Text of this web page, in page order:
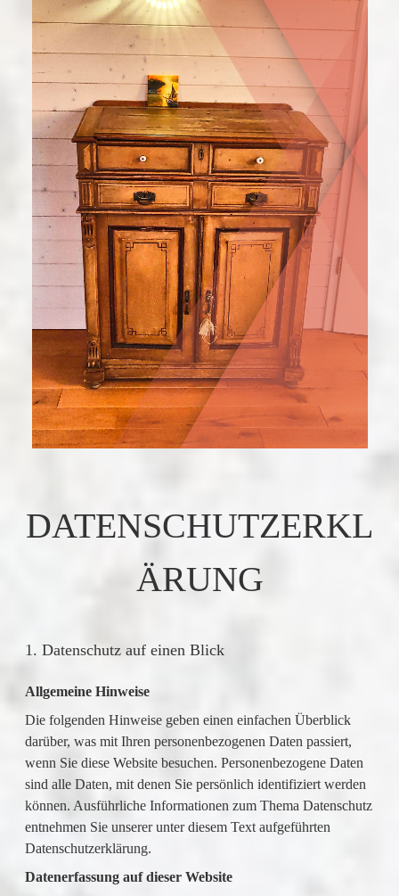
DATENSCHUTZERKL
ÄRUNG
1. Datenschutz auf einen Blick
Allgemeine Hinweise
Die folgenden Hinweise geben einen einfachen Überblick
darüber, was mit Ihren personenbezogenen Daten passiert,
wenn Sie diese Website besuchen. Personenbezogene Daten
sind alle Daten, mit denen Sie persönlich identifiziert werden
können. Ausführliche Informationen zum Thema Datenschutz
entnehmen Sie unserer unter diesem Text aufgeführten
Datenschutzerklärung.
Datenerfassung auf dieser Website